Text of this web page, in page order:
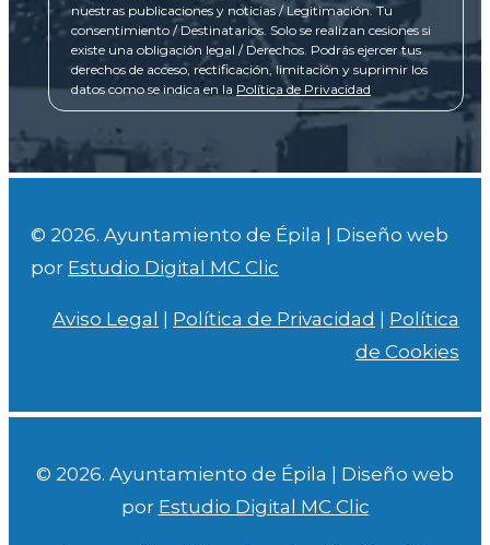
nuestras publicaciones y noticias / Legitimación. Tu
consentimiento / Destinatarios. Solo se realizan cesiones si
existe una obligación legal / Derechos. Podrás ejercer tus
derechos de acceso, rectificación, limitación y suprimir los
datos como se indica en la Política de Privacidad
© 2026. Ayuntamiento de Épila | Diseño web
por Estudio Digital MC Clic
Aviso Legal | Política de Privacidad | Política
de Cookies
© 2026. Ayuntamiento de Épila | Diseño web
por Estudio Digital MC Clic